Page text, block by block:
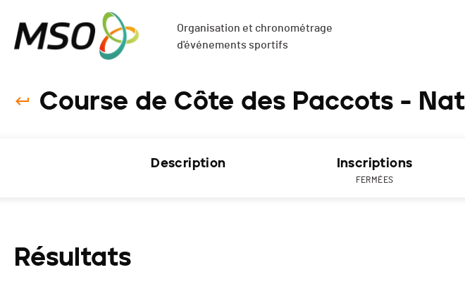
Organisation et chronométrage
d'événements sportifs
Course de Côte des Paccots -
Description Inscriptions
FERMÉES
Résultats